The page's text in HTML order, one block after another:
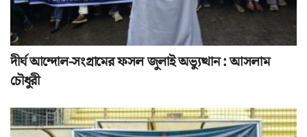
দীর্ঘ আন্দোল-সংগ্রামের ফসল জুলাই অভ্যুত্থান : আসলাম
চৌধুরী